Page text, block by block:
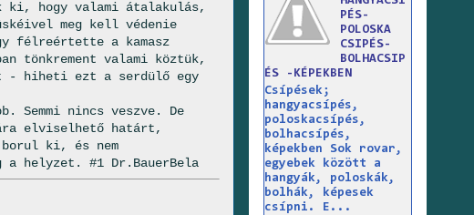
ki, hogy valami átalakulás,
meg kell védenie
félreértette a kamasz
tönkrement valami köztük,
- hiheti ezt a serdülő egy
Semmi nincs veszve. De
elviselhető határt,
ki, és nem
helyzet. #1 Dr.BauerBela
PÉS-
POLOSKA
CSIPÉS-
BOLHACSIP
ÉS -KÉPEKBEN
Csípések;
hangyacsípés,
poloskacsípés,
bolhacsípés,
képekben Sok rovar,
egyebek között a
hangyák, poloskák,
bolhák, képesek
csípni. E...